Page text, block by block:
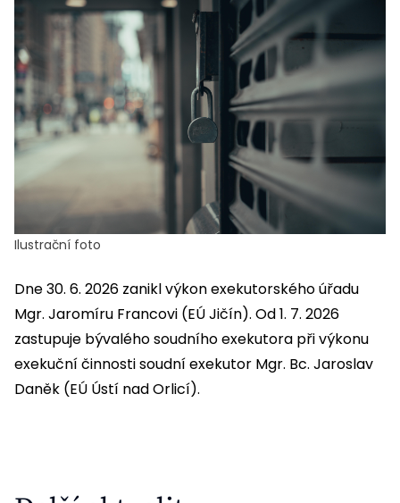
Ilustrační foto
Dne 30. 6. 2026 zanikl výkon exekutorského úřadu
Mgr. Jaromíru Francovi (EÚ Jičín). Od 1. 7. 2026
zastupuje bývalého soudního exekutora při výkonu
exekuční činnosti soudní exekutor Mgr. Bc. Jaroslav
Daněk (EÚ Ústí nad Orlicí).